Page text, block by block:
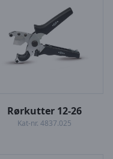
Rørkutter 12-26
Kat-nr. 4837.025